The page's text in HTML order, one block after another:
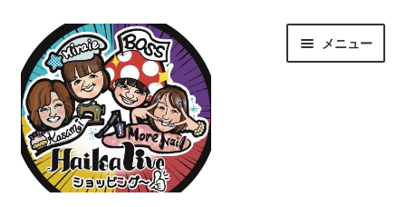
ビ
ゲ
ー
シ
ョ
ン
ン
テ
ン
ツ
へ
ス
メニュー